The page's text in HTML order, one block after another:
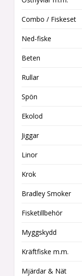
Combo / Fiskeset
Ned-fiske
Beten
Rullar
Spön
Ekolod
Jiggar
Linor
Krok
Bradley Smoker
Fisketillbehör
Myggskydd
Kräftfiske m.m.
Mjärdar & Nät